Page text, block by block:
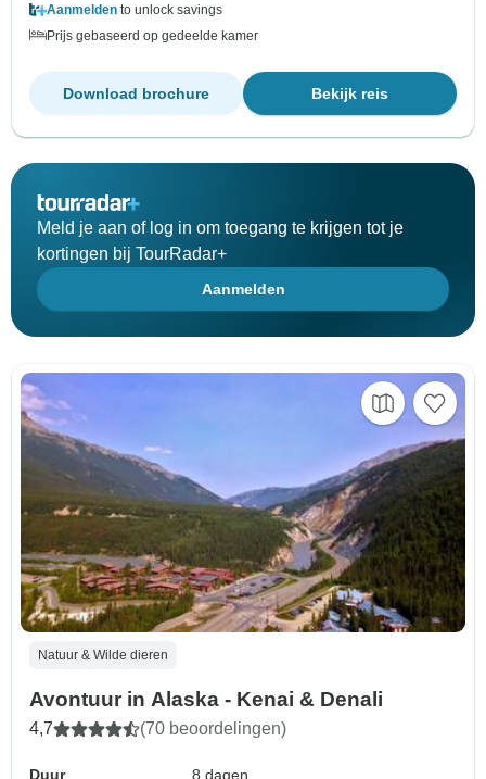
Aanmelden to unlock savings
Prijs gebaseerd op gedeelde kamer
Bekijk reis
Download brochure
Meld je aan of log in om toegang te krijgen tot je
kortingen bij TourRadar+
Aanmelden
Natuur & Wilde dieren
Avontuur in Alaska - Kenai & Denali
4,7 (70 beoordelingen)
Duur
8 dagen